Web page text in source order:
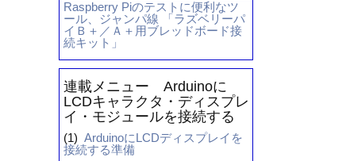
Raspberry Piのテストに便利なツ
ール、ジャンパ線 「ラズベリーパ
イＢ＋／Ａ＋用ブレッドボード接
続キット」
連載メニュー Arduinoに
LCDキャラクタ・ディスプレ
イ・モジュールを接続する
(1) ArduinoにLCDディスプレイを
接続する準備